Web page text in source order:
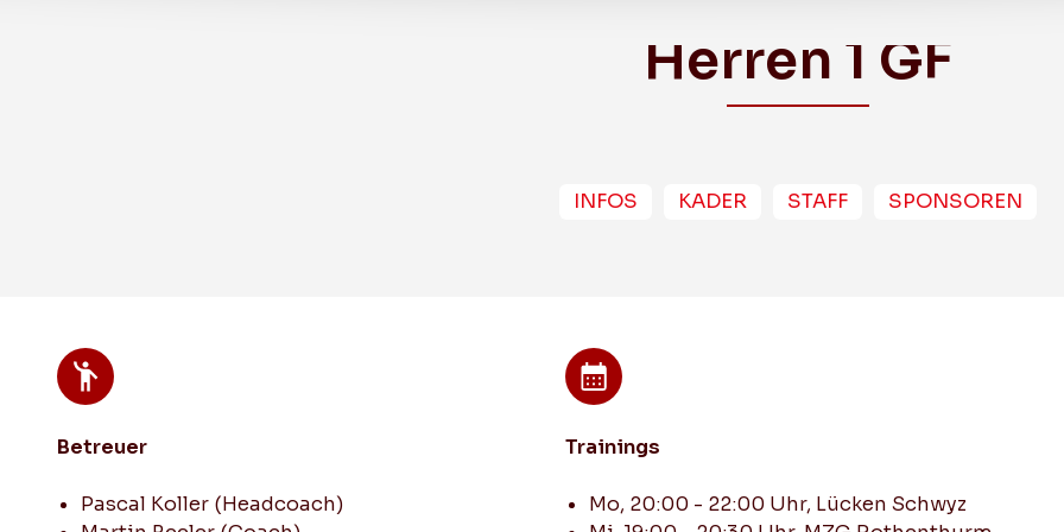
Herren 1 (1. Liga GF) Frauen (1. Liga KF)
Herren 1 GF
INFOS KADER STAFF SPONSOREN
Betreuer
Pascal Koller (Headcoach)
Trainings
Mo, 20:00 - 22:00 Uhr, Lücken Schwyz